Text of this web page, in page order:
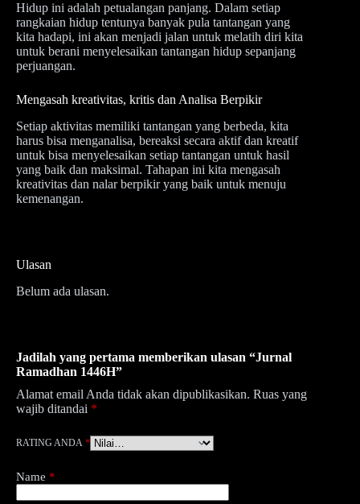
Hidup ini adalah petualangan panjang. Dalam setiap
rangkaian hidup tentunya banyak pula tantangan yang
kita hadapi, ini akan menjadi jalan untuk melatih diri kita
untuk berani menyelesaikan tantangan hidup sepanjang
perjuangan.
Mengasah kreativitas, kritis dan Analisa Berpikir
Setiap aktivitas memiliki tantangan yang berbeda, kita
harus bisa menganalisa, bereaksi secara aktif dan kreatif
untuk bisa menyelesaikan setiap tantangan untuk hasil
yang baik dan maksimal. Tahapan ini kita mengasah
kreativitas dan nalar berpikir yang baik untuk menuju
kemenangan.
Ulasan
Belum ada ulasan.
Jadilah yang pertama memberikan ulasan “Jurnal
Ramadhan 1446H”
Alamat email Anda tidak akan dipublikasikan. Ruas yang
wajib ditandai *
RATING ANDA *
Name *